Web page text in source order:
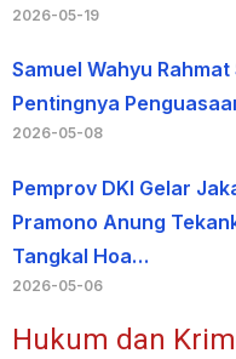
2026-05-19
Samuel Wahyu
Pentingnya
2026-05-08
Pemprov DKI Gelar
Pramono Anung
Tangkal Hoa…
2026-05-06
Hukum dan